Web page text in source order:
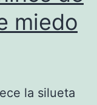
miedo
la silueta